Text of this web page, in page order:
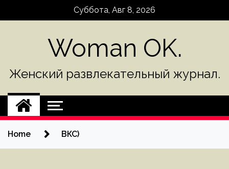
Суббота, Авг 8, 2026
Woman OK.
Женский развлекательный журнал.
Home ВКС)